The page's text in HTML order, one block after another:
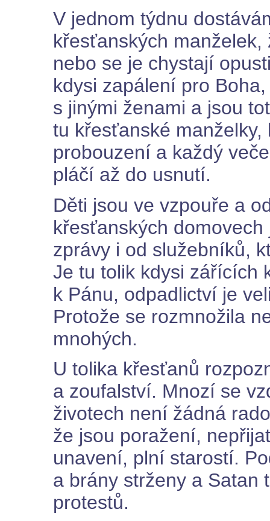
V jednom týdnu
křesťanských
nebo se je chystají
kdysi zapálení pro
s jinými ženami a jsou
tu křesťanské
probouzení a každý
pláčí až do usnutí.
Děti jsou ve vzpouře a
křesťanských
zprávy i od služebníků,
Je tu tolik kdysi zářících
k Pánu, odpadlictví je
Protože se rozmnožila
mnohých.
U tolika křesťanů
a zoufalství. Mnozí se
životech není žádná
že jsou poražení,
unavení, plní starostí.
a brány strženy a Satan
protestů.